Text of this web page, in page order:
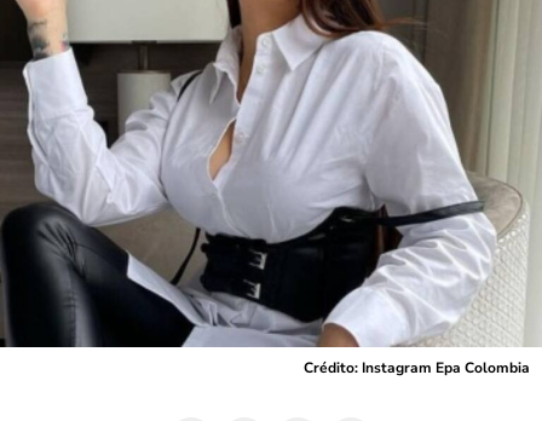
Crédito: Instagram Epa Colombia